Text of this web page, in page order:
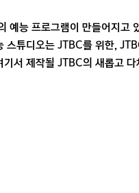
예능 프로그램이 만들어지
스튜디오는 JTBC를 위한,
서 제작될 JTBC의 새롭고